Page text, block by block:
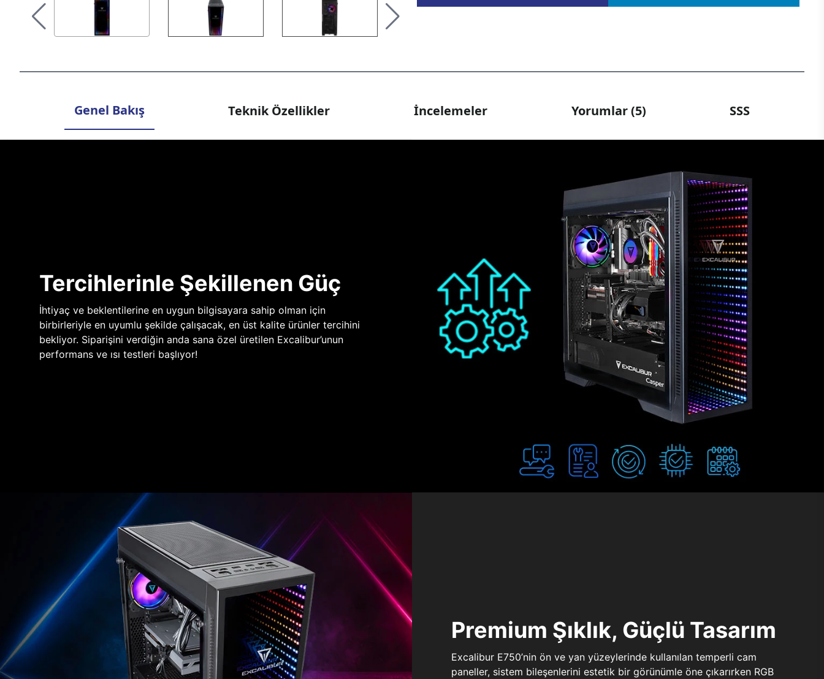
Genel Bakış Teknik Özellikler İncelemeler Yorumlar (5) SSS
Tercihlerinle Şekillenen Güç
İhtiyaç ve beklentilerine en uygun bilgisayara sahip olman için
birbirleriyle en uyumlu şekilde çalışacak, en üst kalite ürünler tercihini
bekliyor. Siparişini verdiğin anda sana özel üretilen Excalibur’unun
performans ve ısı testleri başlıyor!
Premium Şıklık, Güçlü Tasarım
Excalibur E750’nin ön ve yan yüzeylerinde kullanılan temperli cam
paneller, sistem bileşenlerini estetik bir görünümle öne çıkarırken RGB